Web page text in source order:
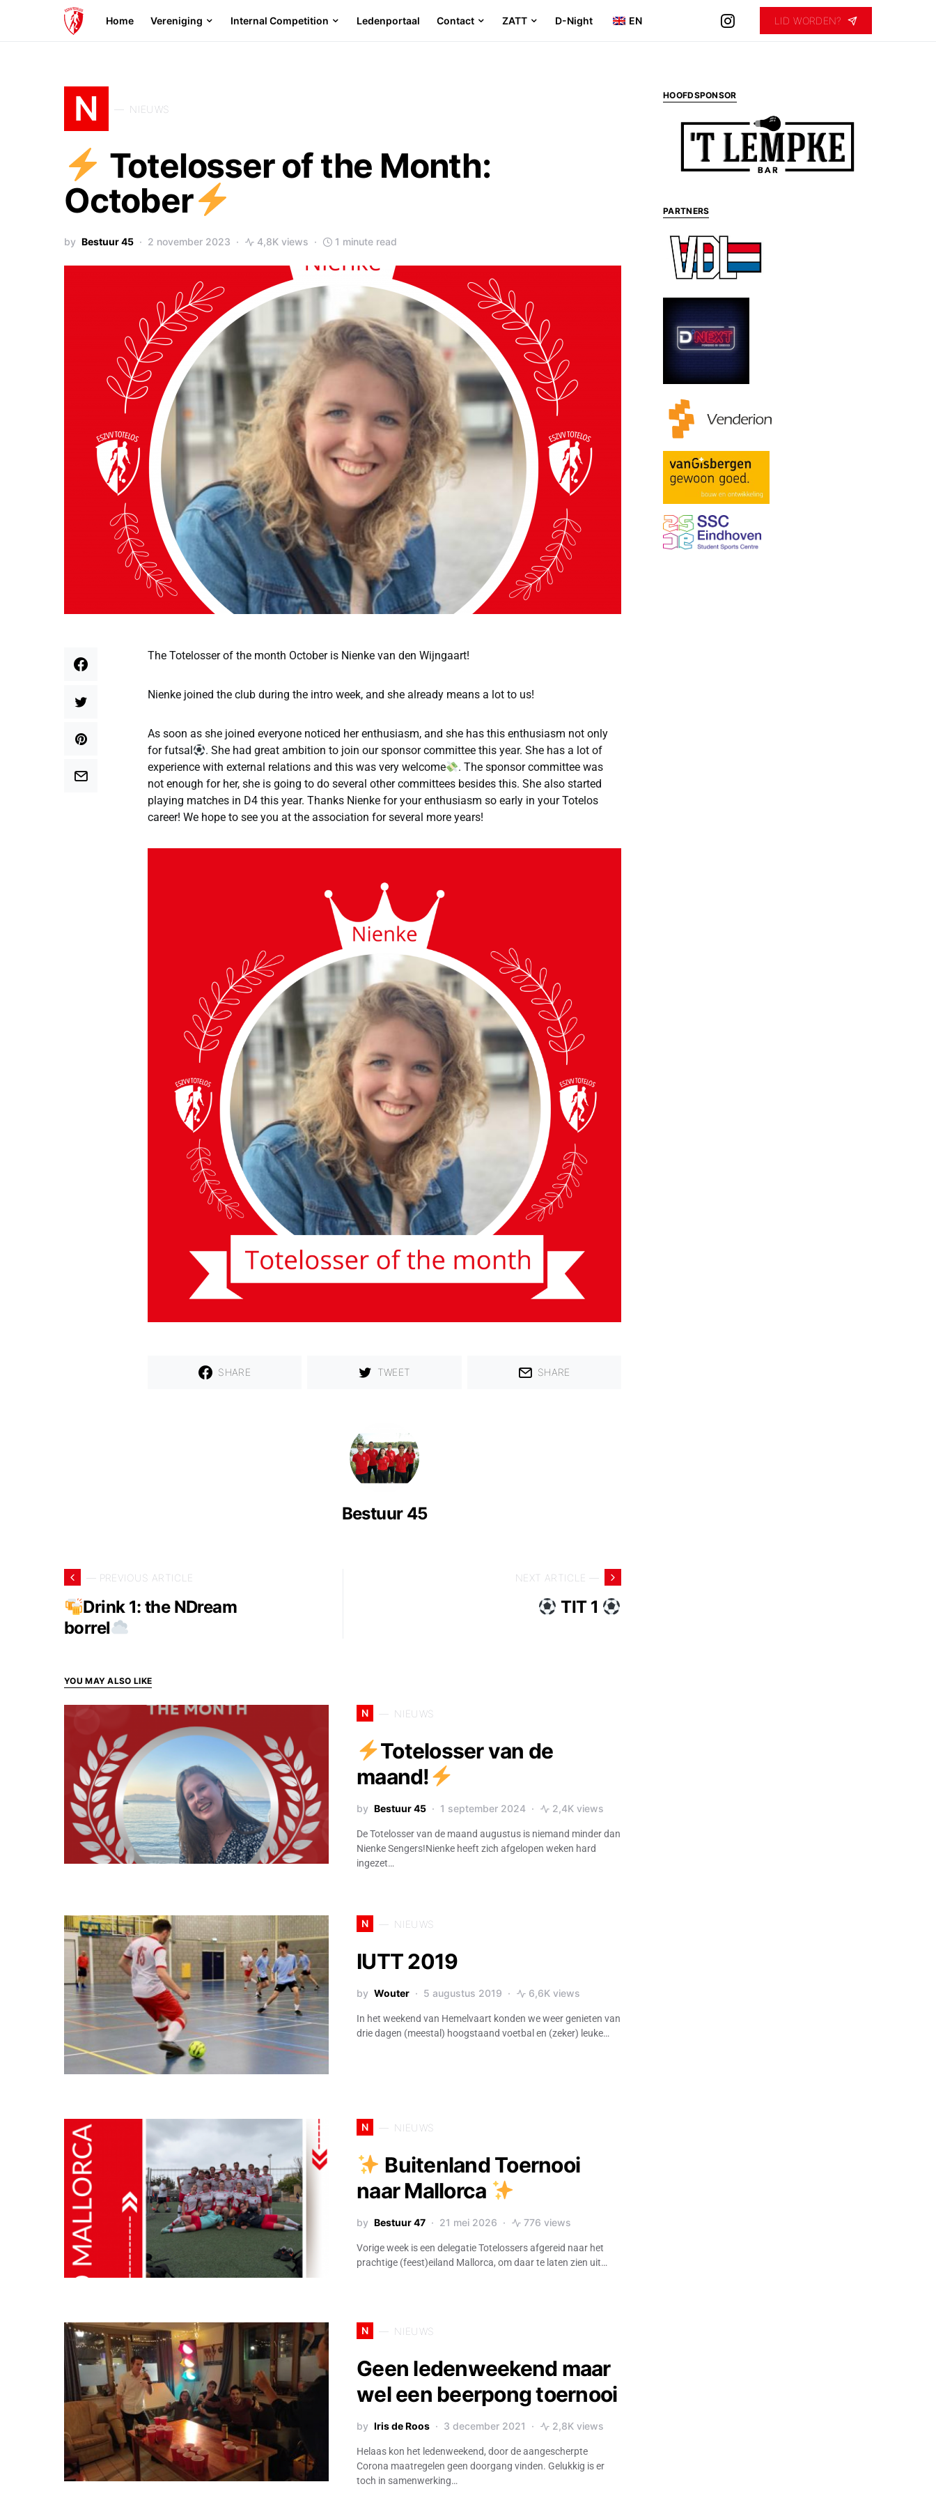
Home Vereniging Internal Competition Ledenportaal Contact ZATT D-Night EN LID WORDEN?
N NIEUWS
Totelosser of the Month:
October
by Bestuur 45 2 november 2023 4,8K views 1 minute read
The Totelosser of the month October is Nienke van den Wijngaart!
Nienke joined the club during the intro week, and she already means a lot to us!
As soon as she joined everyone noticed her enthusiasm, and she has this enthusiasm not only
for futsal
. She had great ambition to join our sponsor committee this year. She has a lot of
experience with external relations and this was very welcome
. The sponsor committee was
not enough for her, she is going to do several other committees besides this. She also started
playing matches in D4 this year. Thanks Nienke for your enthusiasm so early in your Totelos
career! We hope to see you at the association for several more years!
SHARE TWEET SHARE
Bestuur 45
— PREVIOUS ARTICLE
Drink 1: the NDream
borrel
NEXT ARTICLE —
TIT 1
YOU MAY ALSO LIKE
N NIEUWS
Totelosser van de
maand!
by Bestuur 45 1 september 2024 2,4K views
De Totelosser van de maand augustus is niemand minder dan
Nienke Sengers!Nienke heeft zich afgelopen weken hard
ingezet…
N NIEUWS
IUTT 2019
by Wouter 5 augustus 2019 6,6K views
In het weekend van Hemelvaart konden we weer genieten van
drie dagen (meestal) hoogstaand voetbal en (zeker) leuke…
N NIEUWS
Buitenland Toernooi
naar Mallorca
by Bestuur 47 21 mei 2026 776 views
Vorige week is een delegatie Totelossers afgereid naar het
prachtige (feest)eiland Mallorca, om daar te laten zien uit…
N NIEUWS
Geen ledenweekend maar
wel een beerpong toernooi
by Iris de Roos 3 december 2021 2,8K views
Helaas kon het ledenweekend, door de aangescherpte
Corona maatregelen geen doorgang vinden. Gelukkig is er
toch in samenwerking…
HOOFDSPONSOR
PARTNERS